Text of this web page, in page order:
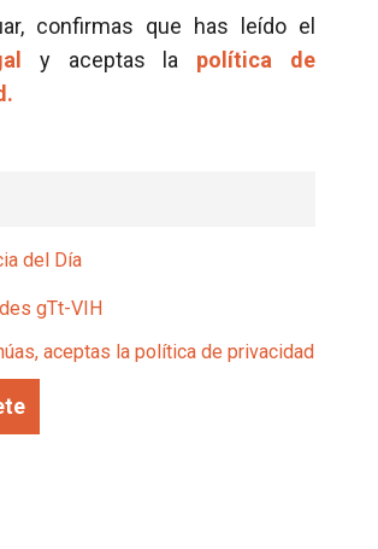
confirmas que has leído el
y aceptas la política de
del Día
gTt-VIH
aceptas la política de privacidad